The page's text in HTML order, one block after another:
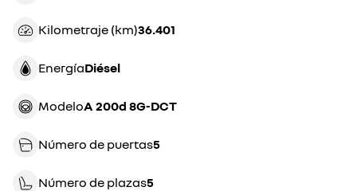
Kilometraje (km) 36.401
Energía diésel
Modelo A 200d 8G-DCT
Número de puertas5
Número de plazas5